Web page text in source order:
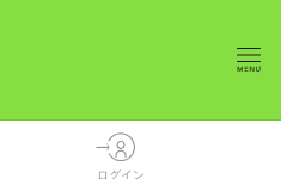
ログイン